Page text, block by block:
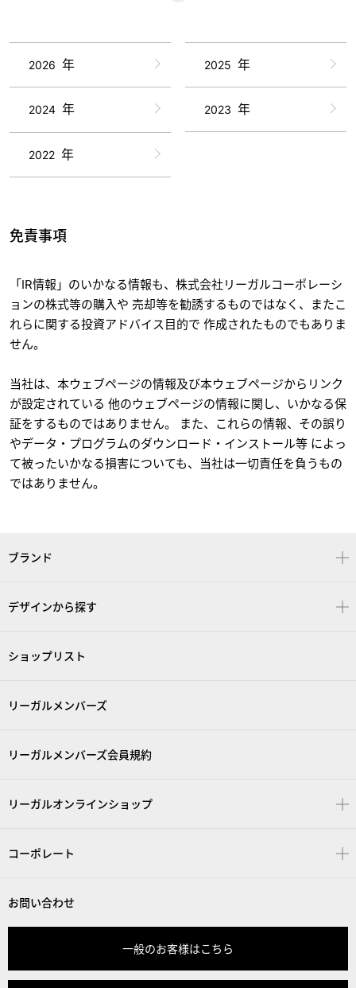
2026 年 2025 年
2024 年 2023 年
2022 年
免責事項
「IR情報」のいかなる情報も、株式会社リーガルコーポレーシ
ョンの株式等の購入や 売却等を勧誘するものではなく、またこ
れらに関する投資アドバイス目的で 作成されたものでもありま
せん。
当社は、本ウェブページの情報及び本ウェブページからリンク
が設定されている 他のウェブページの情報に関し、いかなる保
証をするものではありません。 また、これらの情報、その誤り
やデータ・プログラムのダウンロード・インストール等 によっ
て被ったいかなる損害についても、当社は一切責任を負うもの
ではありません。
ブランド
デザインから探す
ショップリスト
リーガルメンバーズ
リーガルメンバーズ会員規約
リーガルオンラインショップ
コーポレート
お問い合わせ
一般のお客様はこちら